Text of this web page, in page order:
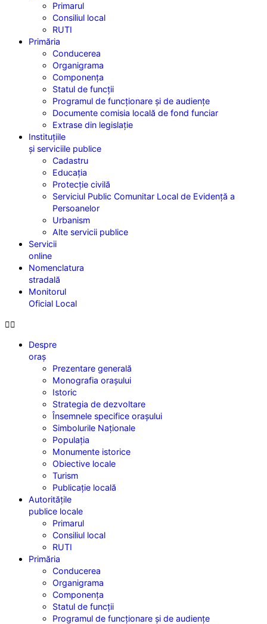
Primarul
Consiliul local
RUTI
Primăria
Conducerea
Organigrama
Componența
Statul de funcții
Programul de funcționare și de audiențe
Documente comisia locală de fond funciar
Extrase din legislație
Instituțiile
și serviciile publice
Cadastru
Educația
Protecție civilă
Serviciul Public Comunitar Local de Evidență a
Persoanelor
Urbanism
Alte servicii publice
Servicii
online
Nomenclatura
stradală
Monitorul
Oficial Local
Despre
oraș
Prezentare generală
Monografia orașului
Istoric
Strategia de dezvoltare
Însemnele specifice orașului
Simbolurile Naționale
Populația
Monumente istorice
Obiective locale
Turism
Publicație locală
Autoritățile
publice locale
Primarul
Consiliul local
RUTI
Primăria
Conducerea
Organigrama
Componența
Statul de funcții
Programul de funcționare și de audiențe